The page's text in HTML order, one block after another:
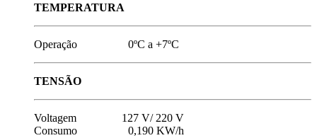
TEMPERATURA
Operação 0ºC a +7ºC
TENSÃO
Voltagem 127 V/ 220 V
Consumo 0,190 KW/h